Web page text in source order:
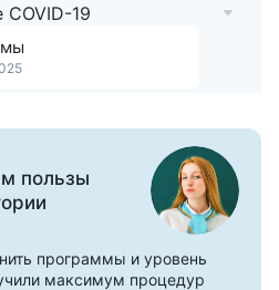
COVID-19
пользы
программы и уровень
максимум процедур